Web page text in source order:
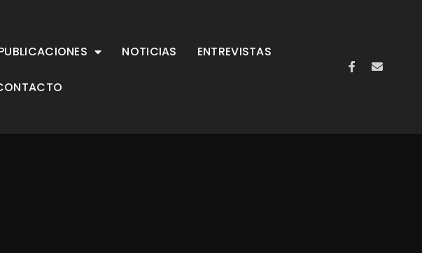
NOTICIAS ENTREVISTAS